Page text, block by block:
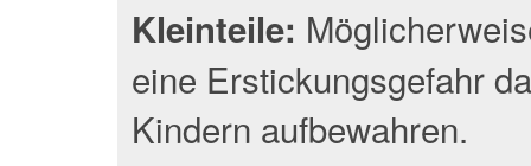
Kleinteile:
eine Erstickungsgefahr
Kindern aufbewahren.